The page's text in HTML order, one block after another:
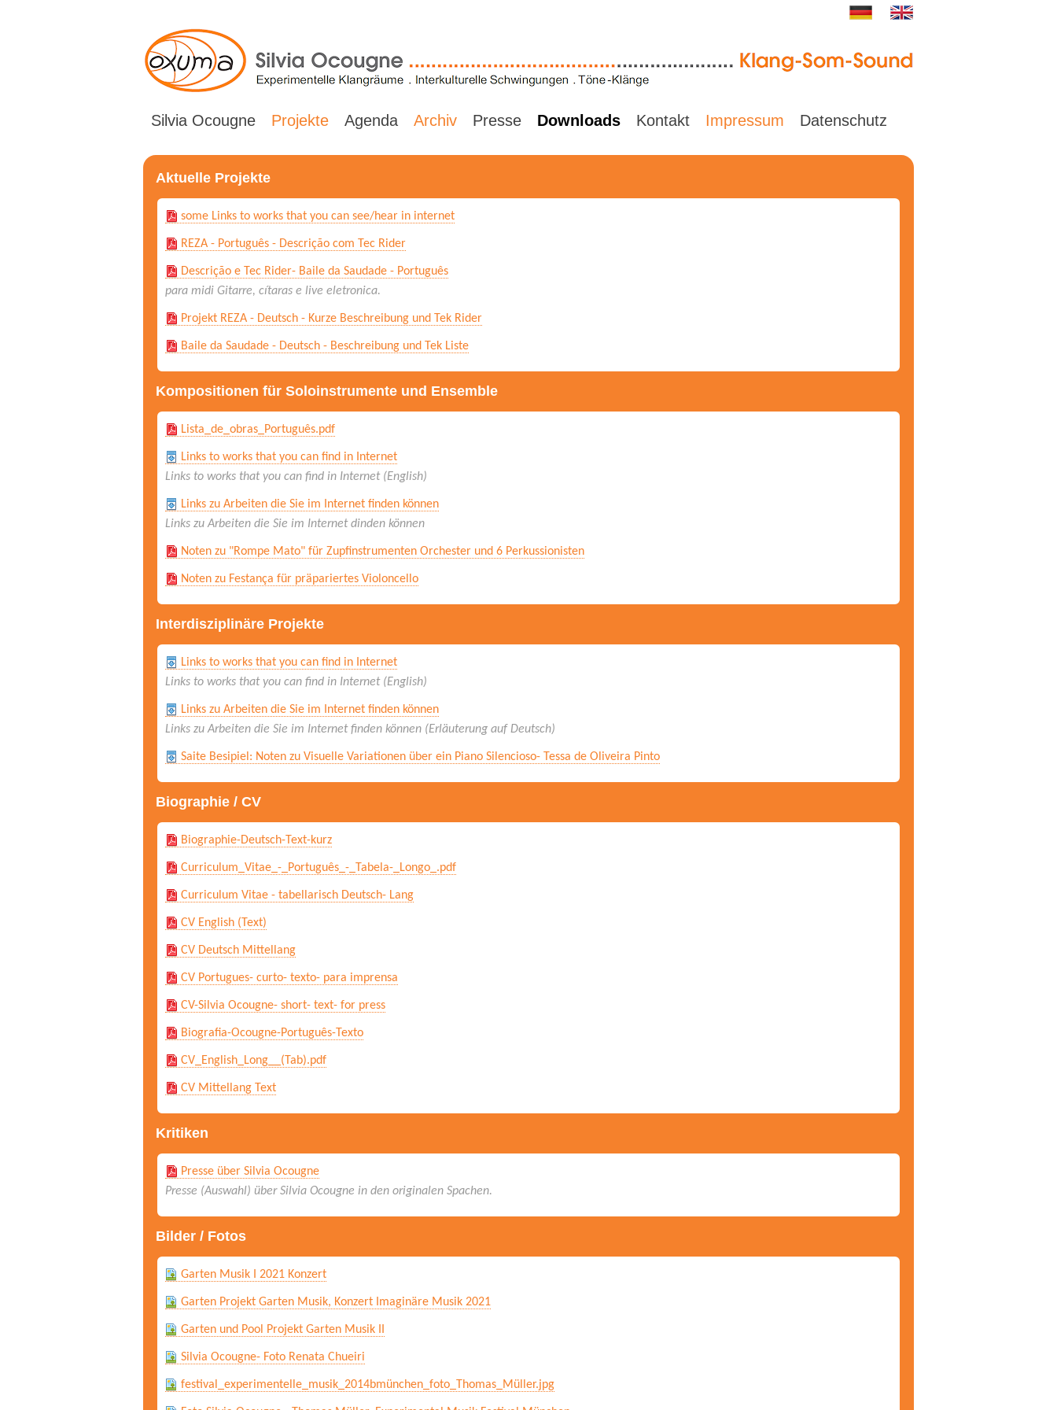
Silvia Ocougne Projekte Agenda Archiv Presse Downloads Kontakt Impressum Datenschutz
Aktuelle Projekte
some Links to works that you can see/hear in internet
REZA - Português - Descrição com Tec Rider
Descrição e Tec Rider- Baile da Saudade - Português
para midi Gitarre, cítaras e live eletronica.
Projekt REZA - Deutsch - Kurze Beschreibung und Tek Rider
Baile da Saudade - Deutsch - Beschreibung und Tek Liste
Kompositionen für Soloinstrumente und Ensemble
Lista_de_obras_Português.pdf
Links to works that you can find in Internet
Links to works that you can find in Internet (English)
Links zu Arbeiten die Sie im Internet finden können
Links zu Arbeiten die Sie im Internet dinden können
Noten zu "Rompe Mato" für Zupfinstrumenten Orchester und 6 Perkussionisten
Noten zu Festança für präpariertes Violoncello
Interdisziplinäre Projekte
Links to works that you can find in Internet
Links to works that you can find in Internet (English)
Links zu Arbeiten die Sie im Internet finden können
Links zu Arbeiten die Sie im Internet finden können (Erläuterung auf Deutsch)
Saite Besipiel: Noten zu Visuelle Variationen über ein Piano Silencioso- Tessa de Oliveira Pinto
Biographie / CV
Biographie-Deutsch-Text-kurz
Curriculum_Vitae_-_Português_-_Tabela-_Longo_.pdf
Curriculum Vitae - tabellarisch Deutsch- Lang
CV English (Text)
CV Deutsch Mittellang
CV Portugues- curto- texto- para imprensa
CV-Silvia Ocougne- short- text- for press
Biografia-Ocougne-Português-Texto
CV_English_Long__(Tab).pdf
CV Mittellang Text
Kritiken
Presse über Silvia Ocougne
Presse (Auswahl) über Silvia Ocougne in den originalen Spachen.
Bilder / Fotos
Garten Musik I 2021 Konzert
Garten Projekt Garten Musik, Konzert Imaginäre Musik 2021
Garten und Pool Projekt Garten Musik II
Silvia Ocougne- Foto Renata Chueiri
festival_experimentelle_musik_2014bmünchen_foto_Thomas_Müller.jpg